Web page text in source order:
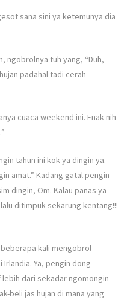
sana sini ya ketemunya dia
ngobrolnya tuh yang, “Duh,
padahal tadi cerah
cuaca weekend ini. Enak nih
tahun ini kok ya dingin ya.
amat.” Kadang gatal pengin
dingin, Om. Kalau panas ya
ditimpuk sekarung kentang!!!
kali mengobrol
Ya, pengin dong
dari sekadar ngomongin
beli jas hujan di mana yang